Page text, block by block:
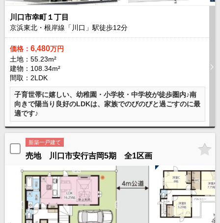
川口市幸町１丁目
京浜東北・根岸線「川口」駅徒歩12分
価格： 6,480万円
土地：55.23m²
建物：108.34m²
間取：2LDK
子育世帯に嬉しい、幼稚園・小学校・中学校が徒歩圏内♪南
向きで陽当り良好のLDKは、家族でのびのびと過ごすのに最
適です♪
新築一戸建て
売地 川口市安行吉岡5期 全1区画
スタッフ紹介
千葉本店 松戸支店 成田支店
神奈川支店
沖縄支店
売却査定
お問い合わせ サイトマップ
プライバシーポリシー
物件検索
新築一戸建
エリアから探す
路線から探す
中古一戸建
エリアから探す
路線から探す